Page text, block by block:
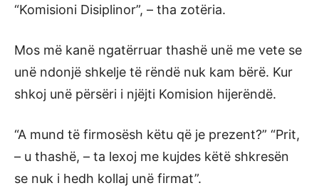
“Komisioni Disiplinor”, – tha zotëria.
Mos më kanë ngatërruar thashë unë me vete se
unë ndonjë shkelje të rëndë nuk kam bërë. Kur
shkoj unë përsëri i njëjti Komision hijerëndë.
“A mund të firmosësh këtu që je prezent?” “Prit,
– u thashë, – ta lexoj me kujdes këtë shkresën
se nuk i hedh kollaj unë firmat”.